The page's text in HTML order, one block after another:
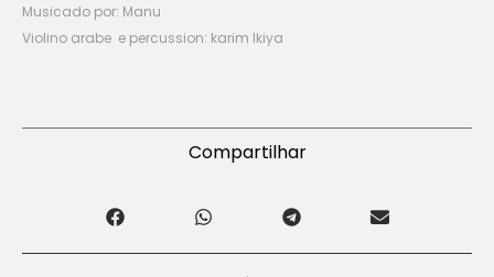
Musicado por: Manu
Violino arabe e percussion: karim lkiya
Compartilhar